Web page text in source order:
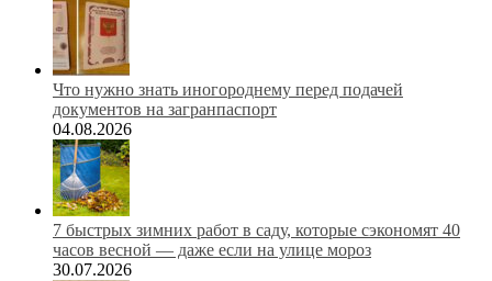
Что нужно знать иногороднему перед подачей
документов на загранпаспорт
04.08.2026
7 быстрых зимних работ в саду, которые сэкономят 40
часов весной — даже если на улице мороз
30.07.2026